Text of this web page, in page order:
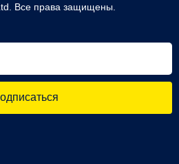
Все права защищены.